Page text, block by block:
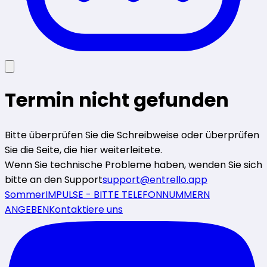
Termin nicht gefunden
Bitte überprüfen Sie die Schreibweise oder überprüfen
Sie die Seite, die hier weiterleitete.
Wenn Sie technische Probleme haben, wenden Sie sich
bitte an den Supportsupport@entrello.app
SommerIMPULSE - BITTE TELEFONNUMMERN
ANGEBENKontaktiere uns